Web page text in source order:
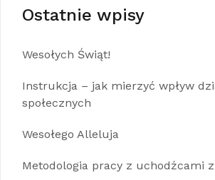
Ostatnie wpisy
Wesołych Świąt!
Instrukcja – jak mierzyć wpływ
społecznych
Wesołego Alleluja
Metodologia pracy z uchodźcami